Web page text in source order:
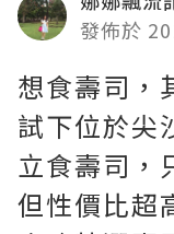
發佈於
想食壽司，
試下位於尖
立食壽司，
但性價比